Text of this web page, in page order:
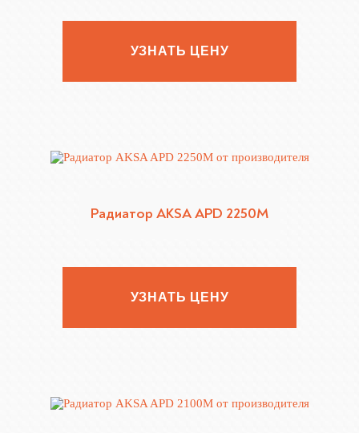
УЗНАТЬ ЦЕНУ
Радиатор AKSA APD 2250M
УЗНАТЬ ЦЕНУ